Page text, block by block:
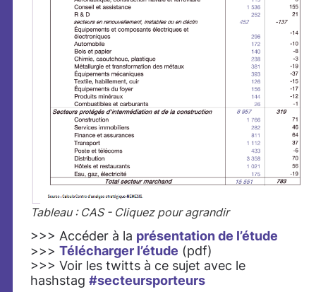
Tableau : CAS - Cliquez pour agrandir
>>> Accéder à la présentation de l’étude
>>> Télécharger l’étude (pdf)
>>> Voir les twitts à ce sujet avec le
hashstag #secteursporteurs